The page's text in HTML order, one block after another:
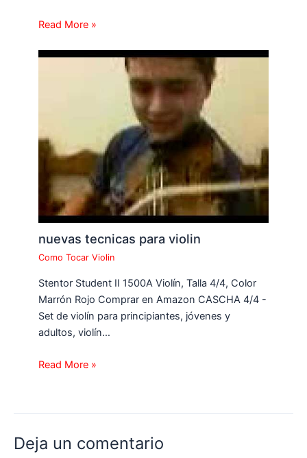
Read More »
nuevas tecnicas para violin
Como Tocar Violin
Stentor Student II 1500A Violín, Talla 4/4, Color
Marrón Rojo Comprar en Amazon CASCHA 4/4 -
Set de violín para principiantes, jóvenes y
adultos, violín…
Read More »
Deja un comentario